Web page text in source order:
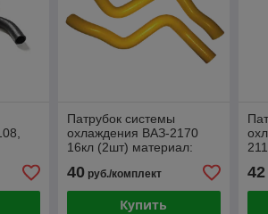
Патрубок системы
охлаждения ВАЗ-2170
16кл (2шт) материал:
силикон желтый-синий
серия Comfo
40руб./комплект
Купить
42